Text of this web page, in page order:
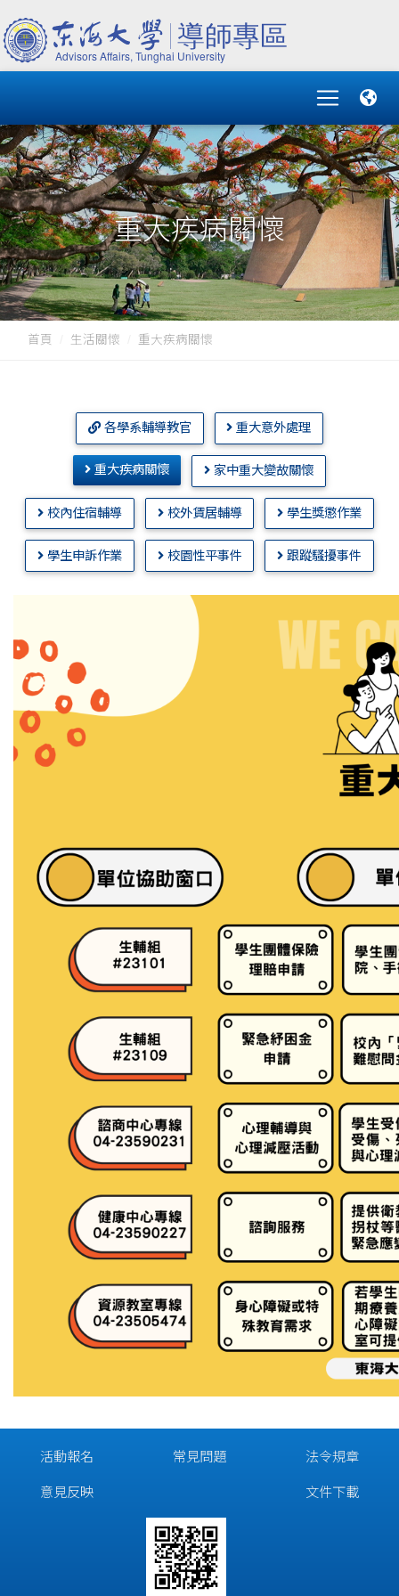
重大疾病關懷
首頁 生活關懷 重大疾病關懷
各學系輔導教官 重大意外處理
重大疾病關懷 家中重大變故關懷
校內住宿輔導 校外賃居輔導 學生獎懲作業
學生申訴作業 校園性平事件 跟蹤騷擾事件
活動報名
意見反映
常見問題 法令規章
文件下載